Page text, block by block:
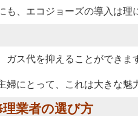
、エコジョーズの導入は理
ス代を抑えることができま
にとって、これは大きな魅
業者の選び方